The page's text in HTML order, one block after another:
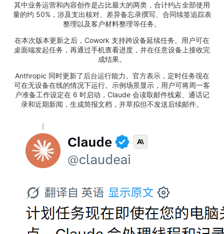
其中业务运营和内容创作是占比最大的两类，合计约占全部使用
量的约 50%，涉及支出核对、差异备忘录撰写、合同续签追踪表
整理以及客户材料整理等任务。
在本次版本更新之后，Cowork 支持跨设备延续任务。用户可在
桌面端发起任务，再通过手机查看进度，并在任意设备上接收完
成结果。
Anthropic 同时更新了后台运行能力。官方表示，定时任务现在
可在无设备在线的情况下运行。示例场景显示，用户可将周一客
户准备工作设定在 6 时启动，Claude 会读取邮件线索、通话记
录和近期新闻，生成简报文档，并草拟但不发送后续邮件。